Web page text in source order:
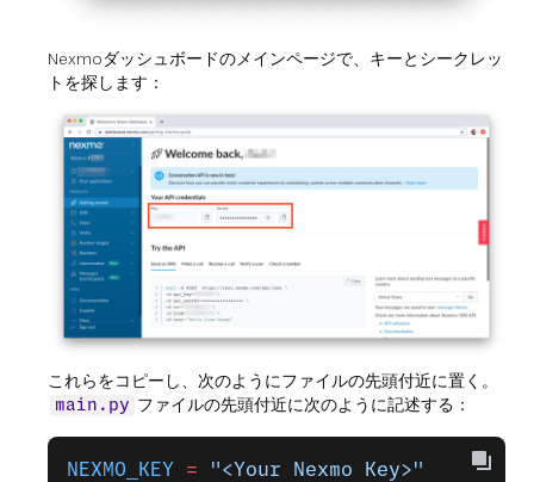
Nexmoダッシュボードのメインページで、キーとシークレッ
トを探します：
これらをコピーし、次のようにファイルの先頭付近に置く。
main.py ファイルの先頭付近に次のように記述する：
NEXMO_KEY = "<Your Nexmo Key>"